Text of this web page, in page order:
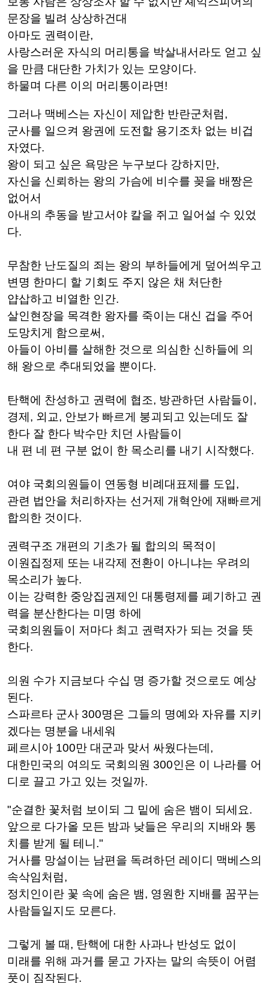
문장을 빌려 상상하건대
아마도 권력이란,
사랑스러운 자식의 머리통을 박살내서라도 얻고 싶
을 만큼 대단한 가치가 있는 모양이다.
하물며 다른 이의 머리통이라면!
그러나 맥베스는 자신이 제압한 반란군처럼,
군사를 일으켜 왕권에 도전할 용기조차 없는 비겁
자였다.
왕이 되고 싶은 욕망은 누구보다 강하지만,
자신을 신뢰하는 왕의 가슴에 비수를 꽂을 배짱은
없어서
아내의 추동을 받고서야 칼을 쥐고 일어설 수 있었
다.
무참한 난도질의 죄는 왕의 부하들에게 덮어씌우고
변명 한마디 할 기회도 주지 않은 채 처단한
얍삽하고 비열한 인간.
살인현장을 목격한 왕자를 죽이는 대신 겁을 주어
도망치게 함으로써,
아들이 아비를 살해한 것으로 의심한 신하들에 의
해 왕으로 추대되었을 뿐이다.
탄핵에 찬성하고 권력에 협조, 방관하던 사람들이,
경제, 외교, 안보가 빠르게 붕괴되고 있는데도 잘
한다 잘 한다 박수만 치던 사람들이
내 편 네 편 구분 없이 한 목소리를 내기 시작했다.
여야 국회의원들이 연동형 비례대표제를 도입,
관련 법안을 처리하자는 선거제 개혁안에 재빠르게
합의한 것이다.
권력구조 개편의 기초가 될 합의의 목적이
이원집정제 또는 내각제 전환이 아니냐는 우려의
목소리가 높다.
이는 강력한 중앙집권제인 대통령제를 폐기하고 권
력을 분산한다는 미명 하에
국회의원들이 저마다 최고 권력자가 되는 것을 뜻
한다.
의원 수가 지금보다 수십 명 증가할 것으로도 예상
된다.
스파르타 군사 300명은 그들의 명예와 자유를 지키
겠다는 명분을 내세워
페르시아 100만 대군과 맞서 싸웠다는데,
대한민국의 여의도 국회의원 300인은 이 나라를 어
디로 끌고 가고 있는 것일까.
"순결한 꽃처럼 보이되 그 밑에 숨은 뱀이 되세요.
앞으로 다가올 모든 밤과 낮들은 우리의 지배와 통
치를 받게 될 테니."
거사를 망설이는 남편을 독려하던 레이디 맥베스의
속삭임처럼,
정치인이란 꽃 속에 숨은 뱀, 영원한 지배를 꿈꾸는
사람들일지도 모른다.
그렇게 볼 때, 탄핵에 대한 사과나 반성도 없이
미래를 위해 과거를 묻고 가자는 말의 속뜻이 어렴
풋이 짐작된다.